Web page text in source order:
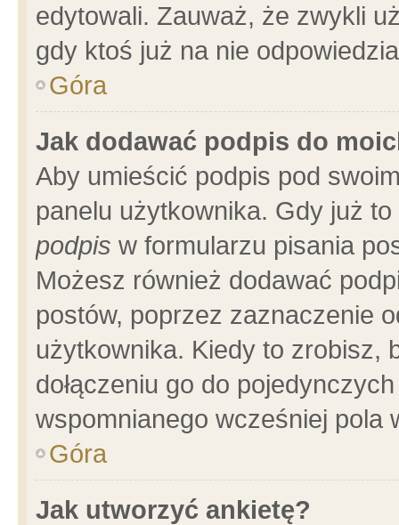
edytowali. Zauważ, że zwykli
gdy ktoś już na nie
Góra
Jak dodawać podpis do
Aby umieścić podpis pod
panelu użytkownika. Gdy już
podpis w formularzu pisania
Możesz również dodawać
postów, poprzez zaznaczenie
użytkownika. Kiedy to zrobisz,
dołączeniu go do
wspomnianego wcześniej pola
Góra
Jak utworzyć ankietę?